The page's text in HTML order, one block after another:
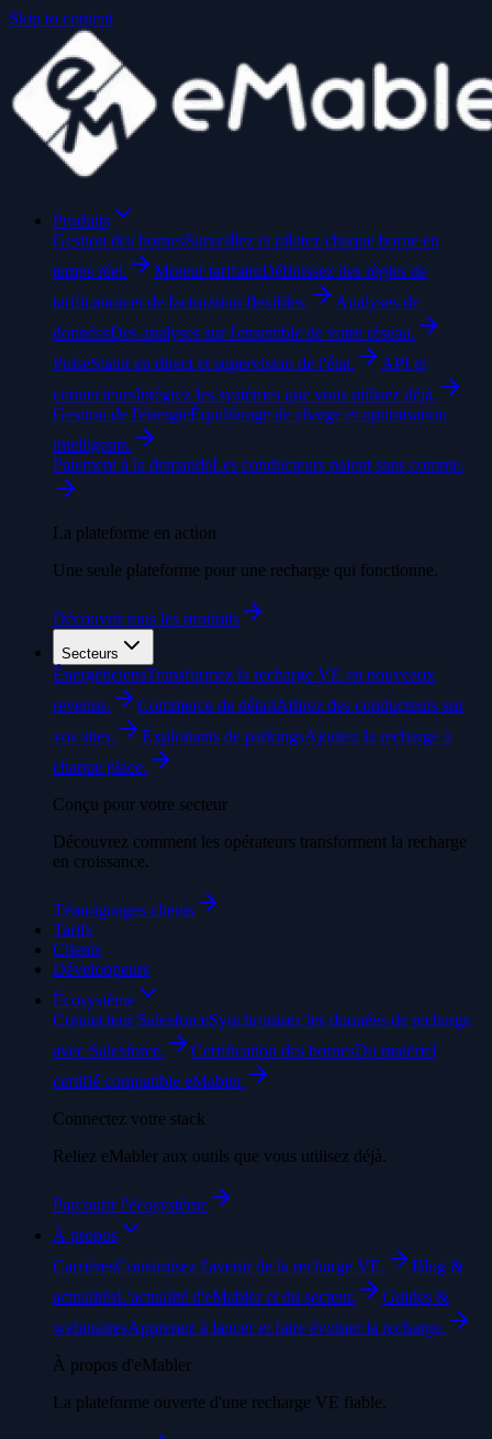
Skip to content
Produits
Gestion des bornesSurveillez et pilotez chaque borne en
temps réel.
Moteur tarifaireDéfinissez des règles de
tarification et de facturation flexibles.
Analyses de
donnéesDes analyses sur l'ensemble de votre réseau.
PulseStatut en direct et supervision de l'état.
API et
connecteursIntégrez les systèmes que vous utilisez déjà.
Gestion de l'énergieÉquilibrage de charge et optimisation
intelligents.
Paiement à la demandeLes conducteurs paient sans compte.
La plateforme en action
Une seule plateforme pour une recharge qui fonctionne.
Découvrir tous les produits
Secteurs
ÉnergéticiensTransformez la recharge VE en nouveaux
revenus.
Commerce de détailAttirez des conducteurs sur
vos sites.
Exploitants de parkingsAjoutez la recharge à
chaque place.
Conçu pour votre secteur
Découvrez comment les opérateurs transforment la recharge
en croissance.
Témoignages clients
Tarifs
Clients
Développeurs
Écosystème
Connecteur SalesforceSynchronisez les données de recharge
avec Salesforce.
Certification des bornesDu matériel
certifié compatible eMabler.
Connectez votre stack
Reliez eMabler aux outils que vous utilisez déjà.
Parcourir l'écosystème
À propos
CarrièresConstruisez l'avenir de la recharge VE.
Blog &
actualitésL'actualité d'eMabler et du secteur.
Guides &
webinairesApprenez à lancer et faire évoluer la recharge.
À propos d'eMabler
La plateforme ouverte d'une recharge VE fiable.